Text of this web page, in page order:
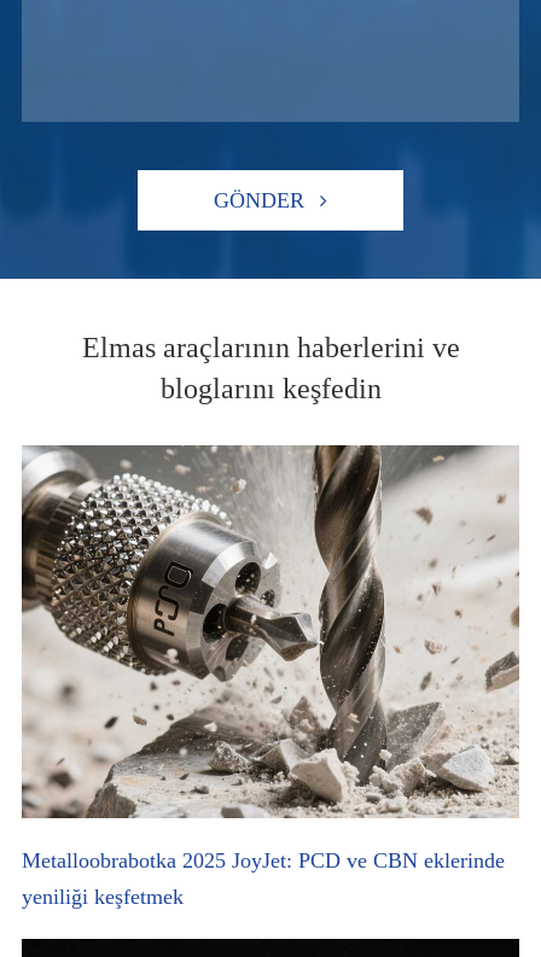
GÖNDER
Elmas araçlarının haberlerini ve
bloglarını keşfedin
Metalloobrabotka 2025 JoyJet: PCD ve CBN eklerinde
yeniliği keşfetmek